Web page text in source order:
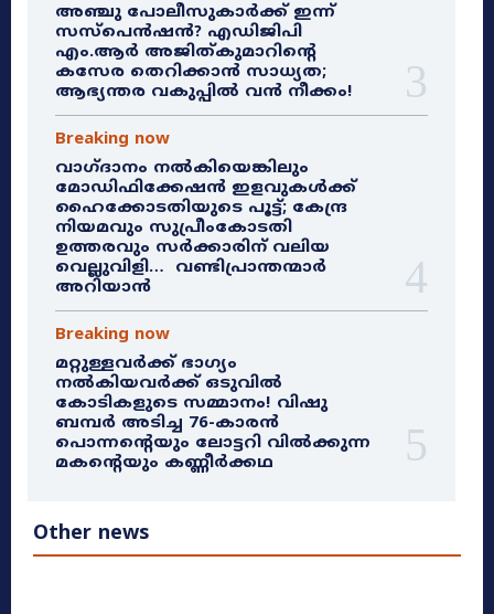
അഞ്ചു പോലീസുകാർക്ക് ഇന്ന്
സസ്‌പെൻഷൻ? എഡിജിപി
എം.ആർ അജിത്കുമാറിൻ്റെ
കസേര തെറിക്കാൻ സാധ്യത;
ആഭ്യന്തര വകുപ്പിൽ വൻ നീക്കം!
Breaking now
വാഗ്ദാനം നൽകിയെങ്കിലും
മോഡിഫിക്കേഷൻ ഇളവുകൾക്ക്
ഹൈക്കോടതിയുടെ പൂട്ട്; കേന്ദ്ര
നിയമവും സുപ്രീംകോടതി
ഉത്തരവും സർക്കാരിന് വലിയ
വെല്ലുവിളി… വണ്ടിപ്രാന്തന്മാർ
അറിയാൻ
Breaking now
മറ്റുള്ളവർക്ക് ഭാഗ്യം
നൽകിയവർക്ക് ഒടുവിൽ
കോടികളുടെ സമ്മാനം! വിഷു
ബമ്പർ അടിച്ച 76-കാരൻ
പൊന്നന്റെയും ലോട്ടറി വിൽക്കുന്ന
മകന്റെയും കണ്ണീർക്കഥ
Other news